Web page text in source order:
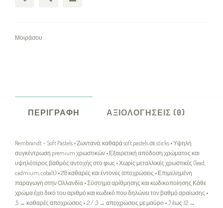
Μοιράσου:
ΠΕΡΙΓΡΑΦΉ ΑΞΙΟΛΟΓΉΣΕΙΣ (0)
Rembrandt – Soft Pastels • Ζωντανά, καθαρά soft pastels σε sticks • Υψηλή
συγκέντρωση premium χρωστικών • Εξαιρετική απόδοση χρώματος και
υψηλότερος βαθμός αντοχής στο φως • Χωρίς μεταλλικές χρωστικές (lead,
cadmium, cobalt) • 218 καθαρές και έντονες αποχρώσεις • Επιμελημένη
παραγωγή στην Ολλανδία • Σύστημα αρίθμησης και κωδικοποίησης Κάθε
χρώμα έχει δικό του αριθμό και κωδικό που δηλώνει τον βαθμό αραίωσης •
,5 → καθαρές αποχρώσεις • ,2 / ,3 → αποχρώσεις με μαύρο • ,7 έως ,12 →